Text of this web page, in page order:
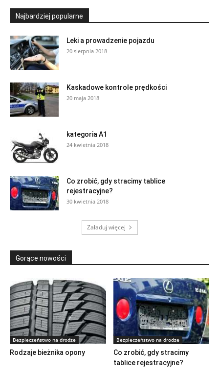
Najbardziej popularne
Leki a prowadzenie pojazdu
20 sierpnia 2018
Kaskadowe kontrole prędkości
20 maja 2018
kategoria A1
24 kwietnia 2018
Co zrobić, gdy stracimy tablice
rejestracyjne?
30 kwietnia 2018
Załaduj więcej
Gorące nowości
Bezpieczeństwo na drodze
Rodzaje bieżnika opony
Bezpieczeństwo na drodze
Co zrobić, gdy stracimy
tablice rejestracyjne?